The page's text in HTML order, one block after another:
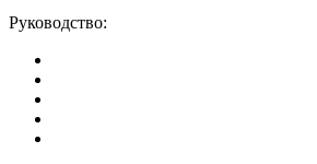
Руководство: